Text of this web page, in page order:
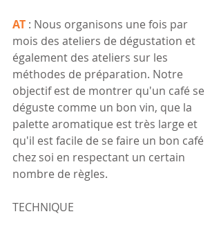
AT : Nous organisons une fois par
mois des ateliers de dégustation et
également des ateliers sur les
méthodes de préparation. Notre
objectif est de montrer qu'un café se
déguste comme un bon vin, que la
palette aromatique est très large et
qu'il est facile de se faire un bon café
chez soi en respectant un certain
nombre de règles.
TECHNIQUE